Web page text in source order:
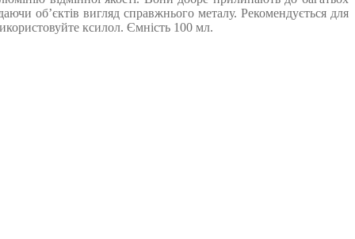
об’єктів вигляд справжнього металу. Рекомендується для
ксилол. Ємність 100 мл.